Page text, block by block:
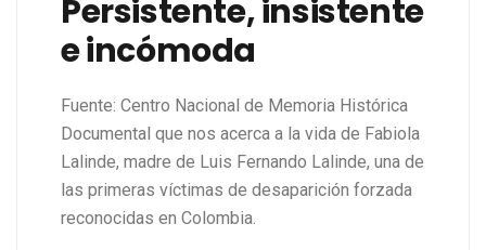
Persistente, insistente
e incómoda
Fuente: Centro Nacional de Memoria Histórica
Documental que nos acerca a la vida de Fabiola
Lalinde, madre de Luis Fernando Lalinde, una de
las primeras víctimas de desaparición forzada
reconocidas en Colombia.